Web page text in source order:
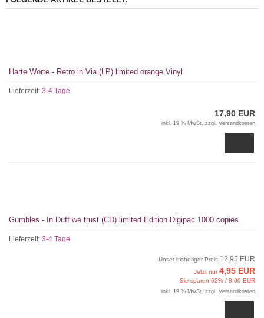
Harte Worte - Retro in Via (LP) limited orange Vinyl
Lieferzeit: 3-4 Tage
17,90 EUR
inkl. 19 % MwSt. zzgl. Versandkosten
Gumbles - In Duff we trust (CD) limited Edition Digipac 1000 copies
Lieferzeit: 3-4 Tage
Unser bisheriger Preis 12,95 EUR
Jetzt nur4,95 EUR
Sie sparen 62% / 8,00 EUR
inkl. 19 % MwSt. zzgl. Versandkosten